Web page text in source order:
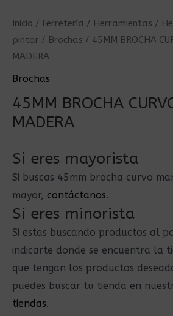
Inicio / Ferretería / Herramientas /
pintar / Brochas / 45MM BROCHA
MADERA
Brochas
45MM BROCHA
MADERA
Si eres mayorista
Si buscas 45mm brocha curvo
mayor, contáctanos.
Si eres minorista
Si estas buscando productos al
indicarte donde se encuentra la
que tengan los productos
puedes buscar tu tienda en
tiendas.